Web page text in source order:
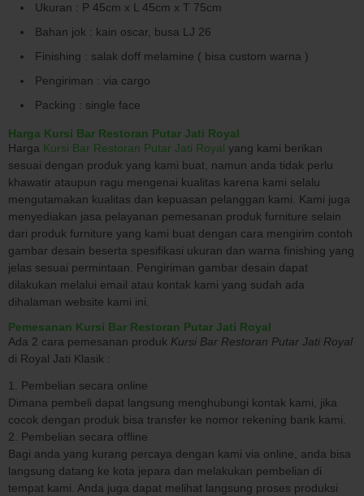
Ukuran : P 45cm x L 45cm x T 75cm
Bahan jok : kain oscar, busa LJ 26
Finishing : salak doff melamine ( bisa custom warna )
Pengiriman : via cargo
Packing : single face
Harga Kursi Bar Restoran Putar Jati Royal
Harga Kursi Bar Restoran Putar Jati Royal yang kami berikan
sesuai dengan produk yang kami buat, namun anda tidak perlu
khawatir ataupun ragu mengenai kualitas karena kami selalu
mengutamakan kualitas dan kepuasan pelanggan kami. Kami juga
menyediakan jasa pelayanan pemesanan produk furniture selain
dari produk furniture yang kami buat dengan cara mengirim contoh
gambar desain beserta spesifikasi ukuran dan warna finishing yang
jelas sesuai permintaan. Pengiriman gambar desain dapat
dilakukan melalui email atau kontak kami yang sudah ada
dihalaman website kami ini.
Pemesanan Kursi Bar Restoran Putar Jati Royal
Ada 2 cara pemesanan produk Kursi Bar Restoran Putar Jati Royal
di Royal Jati Klasik :
1. Pembelian secara online
Dimana pembeli dapat langsung menghubungi kontak kami, jika
cocok dengan produk bisa transfer ke nomor rekening bank kami.
2. Pembelian secara offline
Bagi anda yang kurang percaya dengan kami via online, anda bisa
langsung datang ke kota jepara dan melakukan pembelian di
tempat kami. Anda juga dapat melihat langsung proses produksi